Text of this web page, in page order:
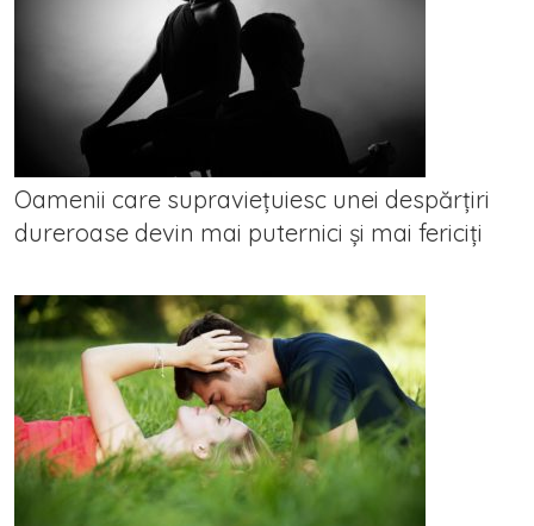
Oamenii care supraviețuiesc unei despărțiri
dureroase devin mai puternici și mai fericiți